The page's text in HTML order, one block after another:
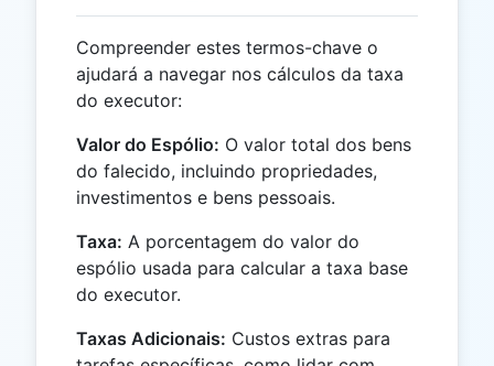
Compreender estes termos-chave o
ajudará a navegar nos cálculos da taxa
do executor:
Valor do Espólio: O valor total dos bens
do falecido, incluindo propriedades,
investimentos e bens pessoais.
Taxa: A porcentagem do valor do
espólio usada para calcular a taxa base
do executor.
Taxas Adicionais: Custos extras para